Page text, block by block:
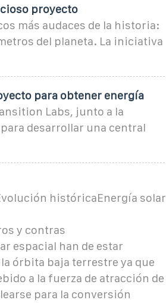
proyecto
más audaces de la historia:
del planeta. La iniciativa
para obtener energía
Labs, junto a la
desarrollar una central
históricaEnergía solar
y contras
espacial han de estar
órbita baja terrestre ya que
a la fuerza de atracción de
para la conversión